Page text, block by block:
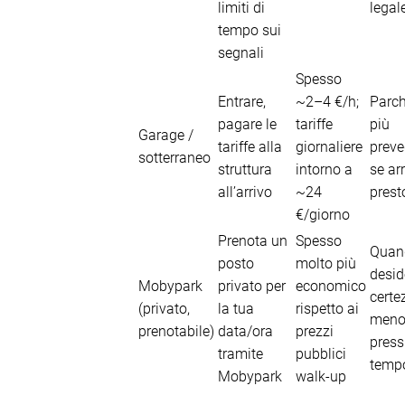
limiti di
tempo sui
segnali
Garage /
sotterraneo
Entrare,
pagare le
tariffe alla
struttura
all’arrivo
Spesso
~2–4 €/h;
tariffe
giornaliere
intorno a
~24
€/giorno
più
se
Mobypark
(privato,
prenotabile)
Prenota un
posto
privato per
la tua
data/ora
tramite
Mobypark
Spesso
molto più
economico
rispetto ai
prezzi
pubblici
walk-up
meno